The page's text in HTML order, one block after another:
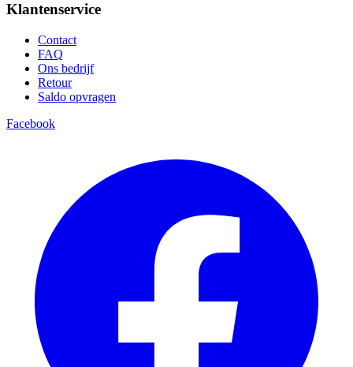
Klantenservice
Contact
FAQ
Ons bedrijf
Retour
Saldo opvragen
Facebook